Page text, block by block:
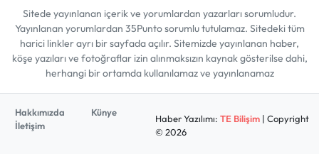
Sitede yayınlanan içerik ve yorumlardan yazarları sorumludur.
Yayınlanan yorumlardan 35Punto sorumlu tutulamaz. Sitedeki tüm
harici linkler ayrı bir sayfada açılır. Sitemizde yayınlanan haber,
köşe yazıları ve fotoğraflar izin alınmaksızın kaynak gösterilse dahi,
herhangi bir ortamda kullanılamaz ve yayınlanamaz
Hakkımızda
Künye
İletişim
Haber Yazılımı: TE Bilişim| Copyright
© 2026